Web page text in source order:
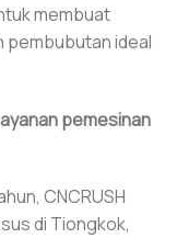
membuat
pembubutan ideal
pemesinan
CNCRUSH
di Tiongkok,